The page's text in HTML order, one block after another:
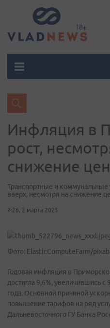
Инфляция в
рост,
снижение цен
Транспортные и
вверх, несмотря на снижение
2:26, 2 марта 2025
Фото: ElasticComputeFarm/
Годовая инфляция в
достигла 9,6%, увеличившись с
года. Основной причиной
повышение тарифов на ряд
Дальневосточного ГУ Банка